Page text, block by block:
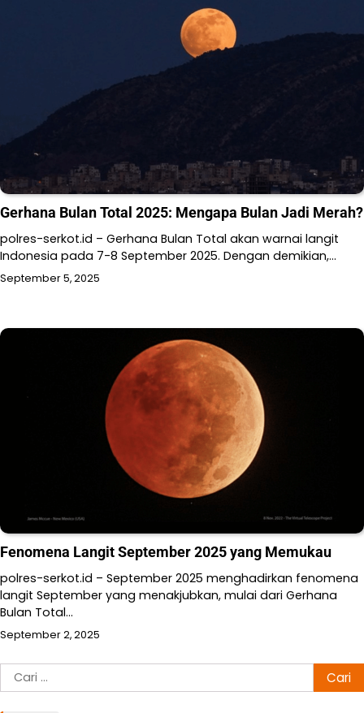
Gerhana Bulan Total 2025: Mengapa Bulan Jadi Merah?
polres-serkot.id – Gerhana Bulan Total akan warnai langit
Indonesia pada 7-8 September 2025. Dengan demikian,…
September 5, 2025
Fenomena Langit September 2025 yang Memukau
polres-serkot.id – September 2025 menghadirkan fenomena
langit September yang menakjubkan, mulai dari Gerhana
Bulan Total…
September 2, 2025
Cari
untuk: